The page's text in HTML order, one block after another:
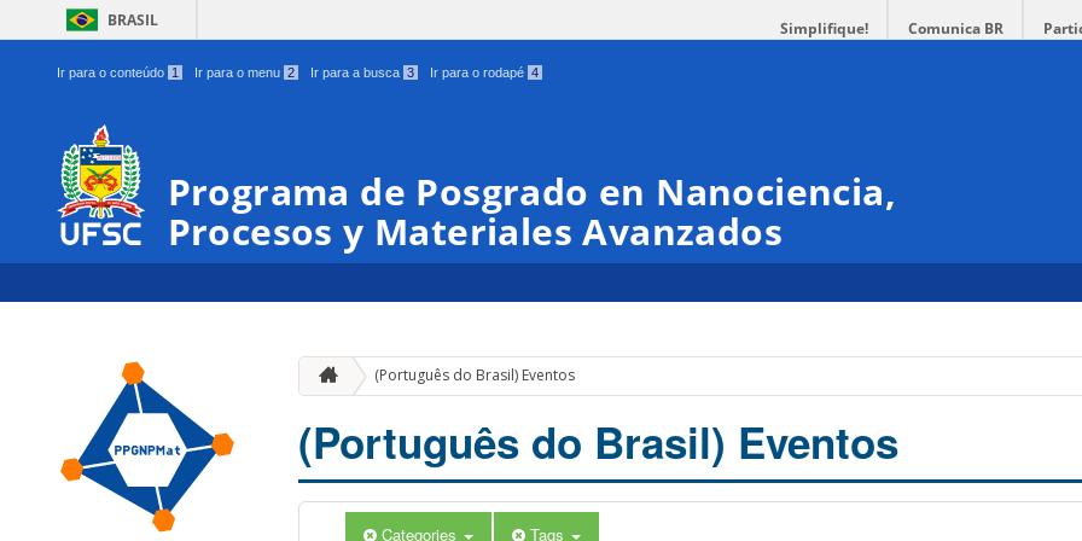
BRASIL Simplifique! Comunica BR
Ir para o conteúdo 1 Ir para o menu 2 Ir para a busca 3 Ir para o rodapé 4
Programa de Posgrado en Nanociencia,
Procesos y Materiales Avanzados
(Português do Brasil) Eventos
(Português do Brasil) Eventos
Categories Tags